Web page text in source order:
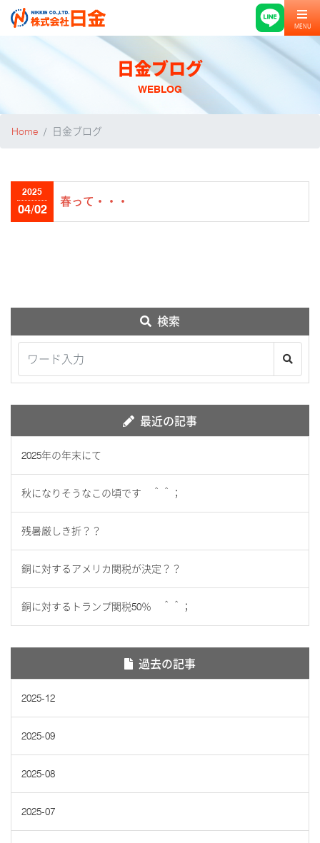
MENU
日金ブログ
WEBLOG
Home 日金ブログ
2025
04/02
春って・・・
検索
最近の記事
2025年の年末にて
秋になりそうなこの頃です ＾＾；
残暑厳しき折？？
銅に対するアメリカ関税が決定？？
銅に対するトランプ関税50％ ＾＾；
過去の記事
2025-12
2025-09
2025-08
2025-07